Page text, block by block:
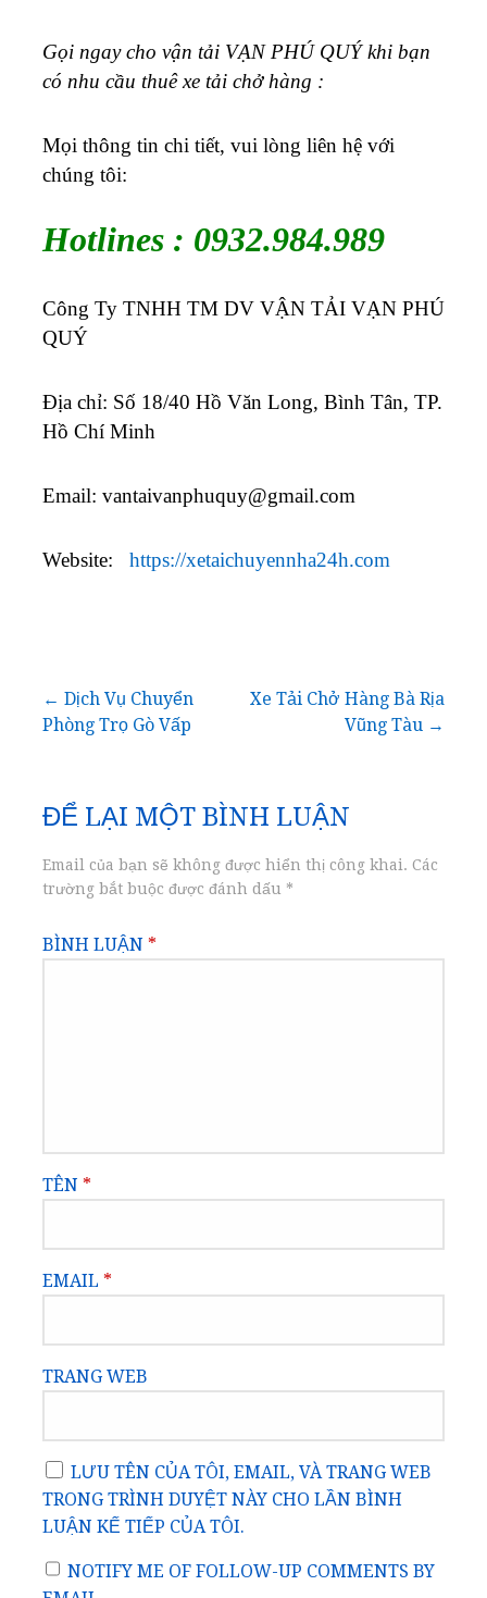
Gọi ngay cho vận tải VẠN PHÚ QUÝ khi bạn
có nhu cầu thuê xe tải chở hàng :
Mọi thông tin chi tiết, vui lòng liên hệ với
chúng tôi:
Hotlines : 0932.984.989
Công Ty TNHH TM DV VẬN TẢI VẠN PHÚ
QUÝ
Địa chỉ: Số 18/40 Hồ Văn Long, Bình Tân, TP.
Hồ Chí Minh
Email: vantaivanphuquy@gmail.com
Website: https://xetaichuyennha24h.com
Điều
bài
viết
← Dịch Vụ Chuyển
Phòng Trọ Gò Vấp
Xe Tải Chở Hàng Bà Rịa
Vũng Tàu →
ĐỂ LẠI MỘT BÌNH LUẬN
Email của bạn sẽ không được hiển thị công khai. Các
trường bắt buộc được đánh dấu *
BÌNH LUẬN *
TÊN *
EMAIL *
TRANG WEB
LƯU TÊN CỦA TÔI, EMAIL, VÀ TRANG WEB
TRONG TRÌNH DUYỆT NÀY CHO LẦN BÌNH
LUẬN KẾ TIẾP CỦA TÔI.
NOTIFY ME OF FOLLOW-UP COMMENTS BY